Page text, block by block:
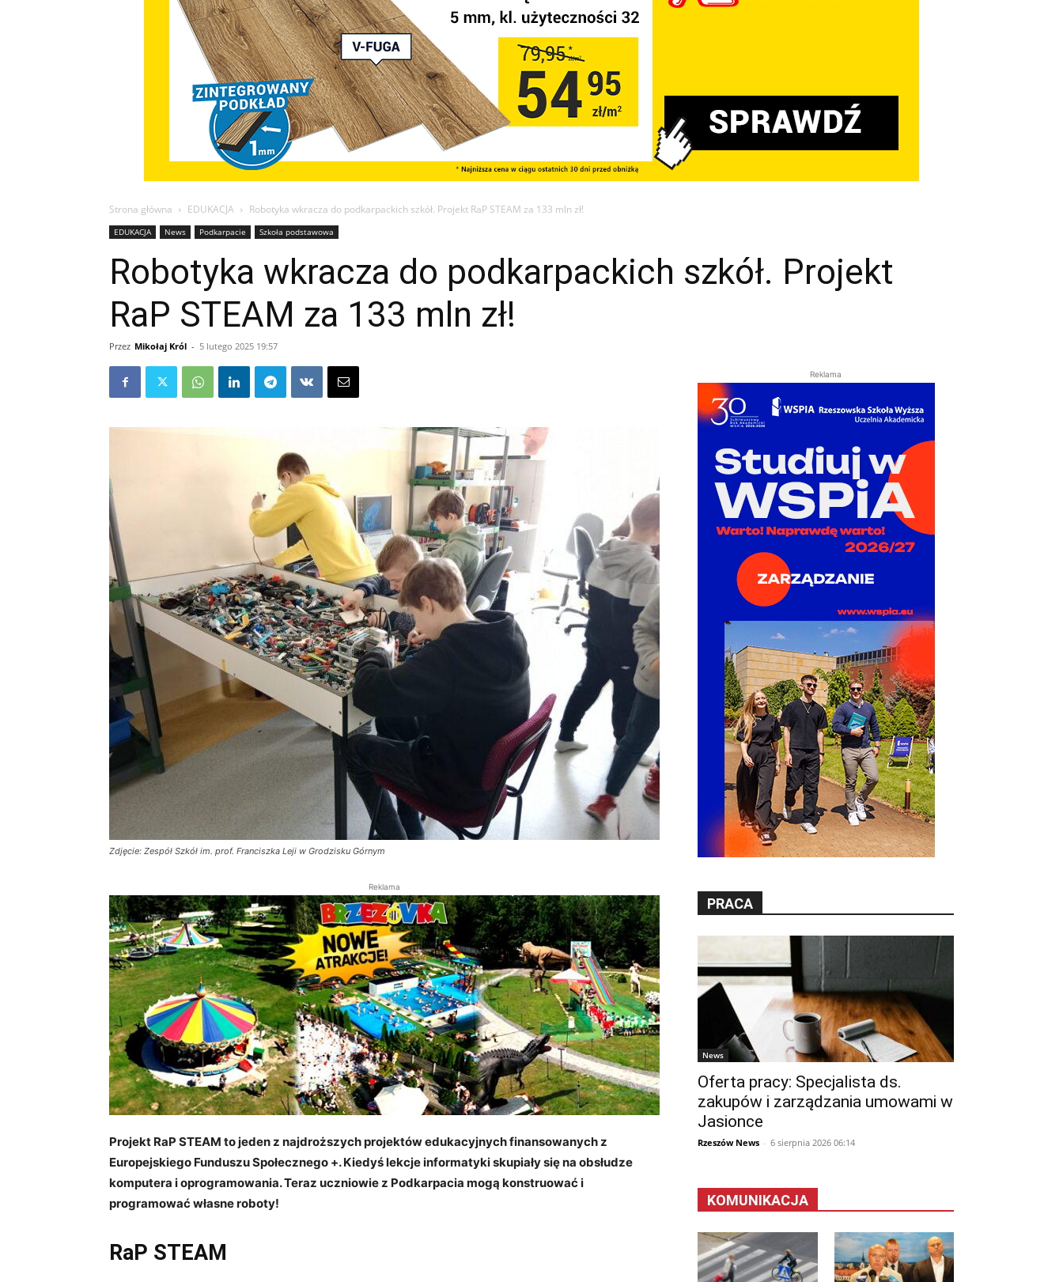
Strona główna EDUKACJA Robotyka wkracza do podkarpackich szkół. Projekt RaP STEAM za 133 mln zł!
EDUKACJA News Podkarpacie Szkoła podstawowa
Robotyka wkracza do podkarpackich szkół. Projekt
RaP STEAM za 133 mln zł!
Przez Mikołaj Król - 5 lutego 2025 19:57
Zdjęcie: Zespół Szkół im. prof. Franciszka Leji w Grodzisku Górnym
Reklama
Projekt RaP STEAM to jeden z najdroższych projektów edukacyjnych finansowanych z
Europejskiego Funduszu Społecznego +. Kiedyś lekcje informatyki skupiały się na obsłudze
komputera i oprogramowania. Teraz uczniowie z Podkarpacia mogą konstruować i
programować własne roboty!
RaP STEAM
Reklama
PRACA
News
Oferta pracy: Specjalista ds.
zakupów i zarządzania umowami w
Jasionce
Rzeszów News - 6 sierpnia 2026 06:14
KOMUNIKACJA